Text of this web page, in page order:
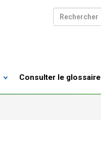
Consulter le glossaire